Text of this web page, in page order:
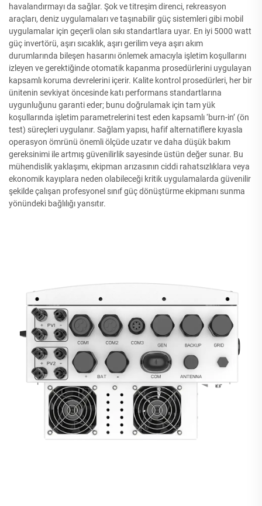
havalandırmayı da sağlar. Şok ve titreşim direnci, rekreasyon
araçları, deniz uygulamaları ve taşınabilir güç sistemleri gibi mobil
uygulamalar için geçerli olan sıkı standartlara uyar. En iyi 5000 watt
güç invertörü, aşırı sıcaklık, aşırı gerilim veya aşırı akım
durumlarında bileşen hasarını önlemek amacıyla işletim koşullarını
izleyen ve gerektiğinde otomatik kapanma prosedürlerini uygulayan
kapsamlı koruma devrelerini içerir. Kalite kontrol prosedürleri, her bir
ünitenin sevkiyat öncesinde katı performans standartlarına
uygunluğunu garanti eder; bunu doğrulamak için tam yük
koşullarında işletim parametrelerini test eden kapsamlı ‘burn-in’ (ön
test) süreçleri uygulanır. Sağlam yapısı, hafif alternatiflere kıyasla
operasyon ömrünü önemli ölçüde uzatır ve daha düşük bakım
gereksinimi ile artmış güvenilirlik sayesinde üstün değer sunar. Bu
mühendislik yaklaşımı, ekipman arızasının ciddi rahatsızlıklara veya
ekonomik kayıplara neden olabileceği kritik uygulamalarda güvenilir
şekilde çalışan profesyonel sınıf güç dönüştürme ekipmanı sunma
yönündeki bağlılığı yansıtır.